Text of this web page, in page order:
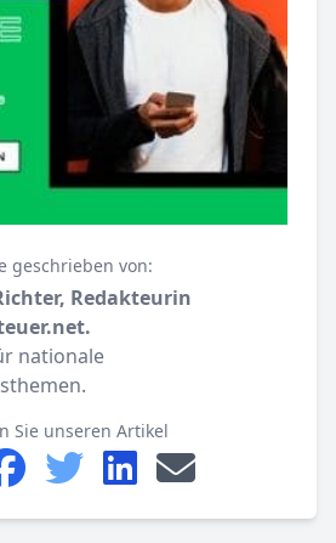
geschrieben von:
Redakteurin
nationale
Sie unseren Artikel